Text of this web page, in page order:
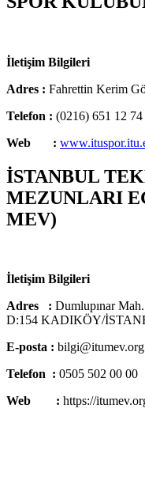
İletişim Bilgileri
Adres : Fahrettin Kerim
Telefon : (0216) 651 12 74
Web :
İSTANBUL
MEZUNLARI
MEV)
İletişim Bilgileri
Adres : Dumlupınar
D:154 KADIKÖY/
E-posta :
Telefon : 0505 502 00 00
Web : https://